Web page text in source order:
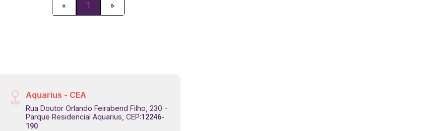
« 1 »
Aquarius - CEA
Rua Doutor Orlando Feirabend Filho, 230 -
Parque Residencial Aquarius, CEP:12246-
190